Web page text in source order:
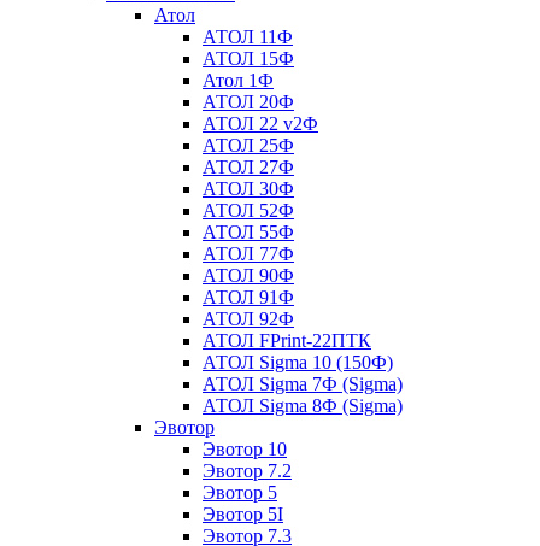
Атол
АТОЛ 11Ф
АТОЛ 15Ф
Атол 1Ф
АТОЛ 20Ф
АТОЛ 22 v2Ф
АТОЛ 25Ф
АТОЛ 27Ф
АТОЛ 30Ф
АТОЛ 52Ф
АТОЛ 55Ф
АТОЛ 77Ф
АТОЛ 90Ф
АТОЛ 91Ф
АТОЛ 92Ф
АТОЛ FPrint-22ПТК
АТОЛ Sigma 10 (150Ф)
АТОЛ Sigma 7Ф (Sigma)
АТОЛ Sigma 8Ф (Sigma)
Эвотор
Эвотор 10
Эвотор 7.2
Эвотор 5
Эвотор 5I
Эвотор 7.3